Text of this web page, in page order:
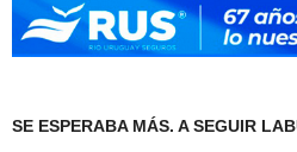
SE ESPERABA MÁS. A SEGUIR